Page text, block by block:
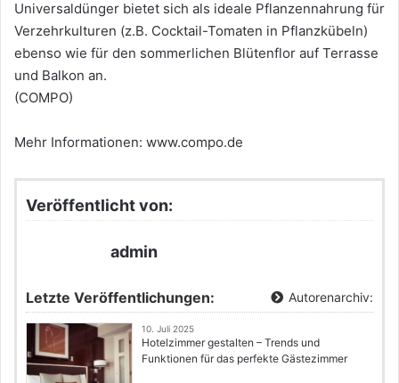
Universaldünger bietet sich als ideale Pflanzennahrung für
Verzehrkulturen (z.B. Cocktail-Tomaten in Pflanzkübeln)
ebenso wie für den sommerlichen Blütenflor auf Terrasse
und Balkon an.
(COMPO)
Mehr Informationen: www.compo.de
Veröffentlicht von:
admin
Letzte Veröffentlichungen: Autorenarchiv:
10. Juli 2025
Hotelzimmer gestalten – Trends und
Funktionen für das perfekte Gästezimmer